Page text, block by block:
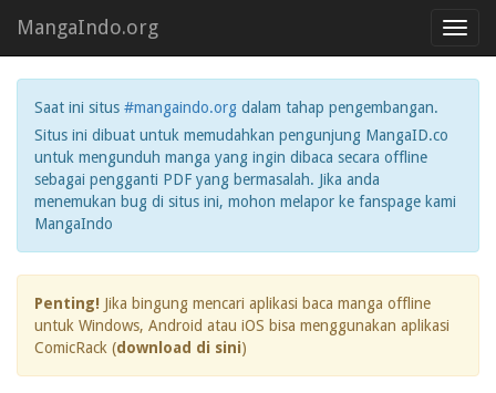
MangaIndo.org
Saat ini situs #mangaindo.org dalam tahap pengembangan.
Situs ini dibuat untuk memudahkan pengunjung MangaID.co
untuk mengunduh manga yang ingin dibaca secara offline
sebagai pengganti PDF yang bermasalah. Jika anda
menemukan bug di situs ini, mohon melapor ke fanspage kami
MangaIndo
Penting! Jika bingung mencari aplikasi baca manga offline
untuk Windows, Android atau iOS bisa menggunakan aplikasi
ComicRack (download di sini)